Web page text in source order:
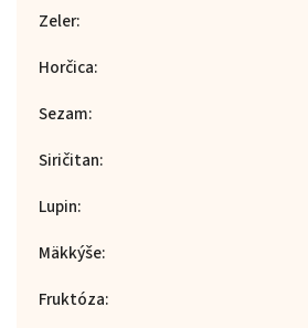
Zeler:
Horčica:
Sezam:
Siričitan:
Lupin:
Mäkkýše:
Fruktóza: